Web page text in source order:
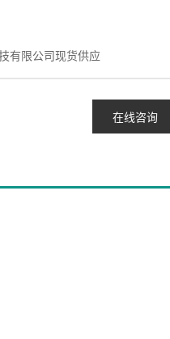
有限公司现货供应
在线咨询